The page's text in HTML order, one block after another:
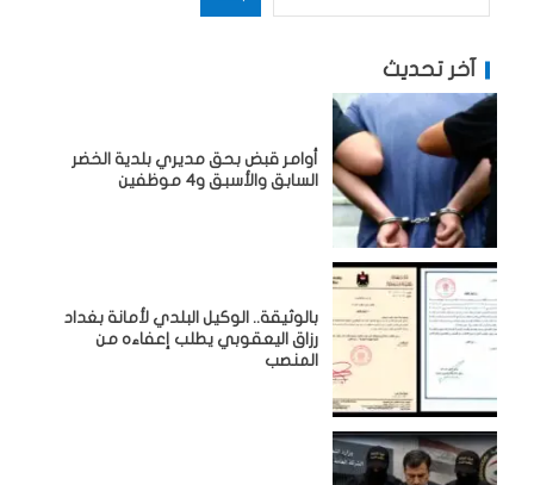
آخر تحديث
أوامر قبض بحق مديري بلدية الخضر
السابق والأسبق و4 موظفين
بالوثيقة.. الوكيل البلدي لأمانة بغداد
رزاق اليعقوبي يطلب إعفاءه من
المنصب